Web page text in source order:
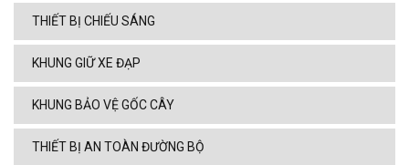
THIẾT BỊ CHIẾU SÁNG
KHUNG GIỮ XE ĐẠP
KHUNG BẢO VỆ GỐC CÂY
THIẾT BỊ AN TOÀN ĐƯỜNG BỘ